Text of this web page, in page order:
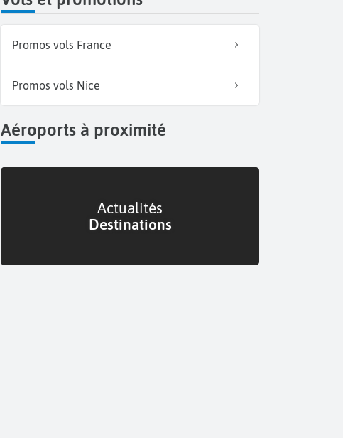
Promos vols France
Promos vols Nice
Aéroports à proximité
Actualités
Destinations